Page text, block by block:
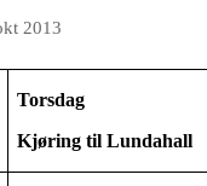
2013
Torsdag
Kjøring til Lundahall